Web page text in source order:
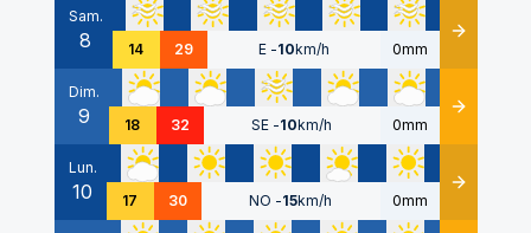
Sam.
8 14 29 E -10km/h 0mm Détails
Dim.
9 18 32 SE -10km/h 0mm Détails
Lun.
10 17 30 NO -15km/h 0mm Détails